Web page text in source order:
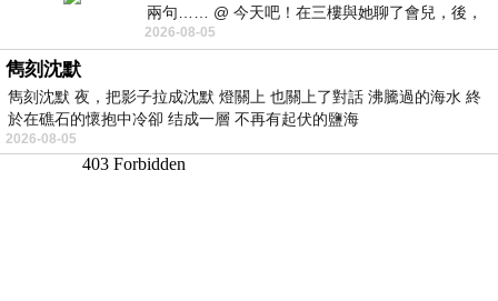
兩句…… @ 今天吧！在三樓與她聊了會兒，後，
下二樓居然又撞到她，於是
2026-08-05
雋刻沈默
雋刻沈默 夜，把影子拉成沈默 燈關上 也關上了對話 沸騰過的海水 終
於在礁石的懷抱中冷卻 结成一層 不再有起伏的鹽海
2026-08-05